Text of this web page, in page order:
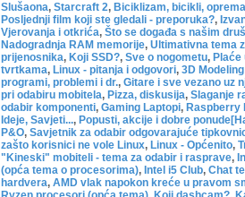
Slušaona, Starcraft 2, Biciklizam, bicikli,
Posljednji film koji ste gledali - preporuka?,
Vjerovanja i otkrića, Što se događa s našim
Nadogradnja RAM memorije, Ultimativna tema
prijenosnika, Koji SSD?, Sve o nogometu, Plaće
tvrtkama, Linux - pitanja i odgovori, 3D
programi, problemi i dr., Gitare i sve vezano uz
pri odabiru mobitela, Pizza, diskusija, Slaganje
odabir komponenti, Gaming Laptopi, Raspberry
Ideje, Savjeti..., Popusti, akcije i dobre
P&O, Savjetnik za odabir odgovarajuće
zašto korisnici ne vole Linux, Linux - Općenito,
"Kineski" mobiteli - tema za odabir i rasprave,
(opća tema o procesorima), Intel i5 Club, Chat
hardvera, AMD vlak napokon kreće u pravom